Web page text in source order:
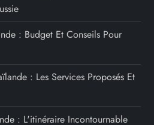
: Budget Et Conseils Pour
: Les Services Proposés Et
: L'itinéraire Incontournable